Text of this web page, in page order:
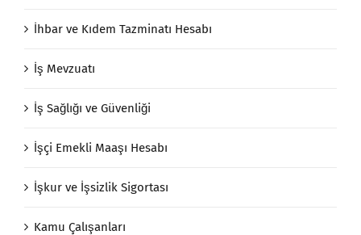
İhbar ve Kıdem Tazminatı Hesabı
İş Mevzuatı
İş Sağlığı ve Güvenliği
İşçi Emekli Maaşı Hesabı
İşkur ve İşsizlik Sigortası
Kamu Çalışanları